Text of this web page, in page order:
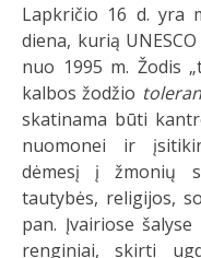
Lapkričio 16 d. yra
diena, kurią
nuo 1995 m. Žodis
kalbos žodžio
skatinama būti
nuomonei ir
dėmesį į žmonių
tautybės, religijos,
pan. Įvairiose
renginiai, skirti